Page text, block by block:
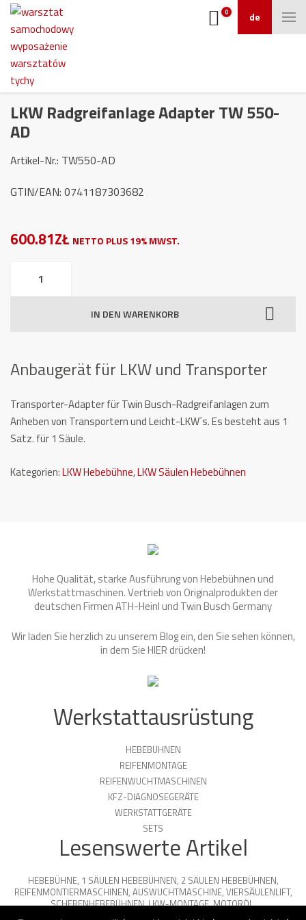
de
0
LKW Radgreifanlage Adapter TW 550-
AD
Artikel-Nr.: TW550-AD
GTIN/EAN: 0741187303682
600.81ZŁ NETTO PLUS 19% MWST.
Radgreifanlage
Menge
IN DEN WARENKORB
Anbaugerät für LKW und Transporter
Transporter-Adapter für Twin Busch-Radgreifanlagen zum
Anheben von Transportern und Leicht-LKW´s.Es besteht aus 1
Satz. für 1 Säule.
Kategorien:LKW Hebebühne,LKW Säulen Hebebühnen
Hohe Qualität, starke Ausführung von Hebebühnen und
Werkstattmaschinen. Vertrieb von Originalprodukten der
deutschen Firmen ATH-Heinl und Twin Busch Germany
Wir laden Sie herzlich zu unserem Blog ein, den Sie sehen können,
in dem SieHIER drücken!
Werkstattausrüstung
HEBEBÜHNEN
REIFENMONTAGE
REIFENWUCHTMASCHINEN
KFZ-DIAGNOSEGERÄTE
WERKSTATTGERÄTE
SETS
Lesenswerte Artikel
HEBEBÜHNE, 1 SÄULEN HEBEBÜHNEN, 2 SÄULEN HEBEBÜHNEN,
REIFENMONTIERMASCHINEN, AUSWUCHTMASCHINE, VIERSÄULENLIFT,
SCHERENHEBEBÜHNEN,LKW-MONTAGE,MOTORÖL,
PARKPLATTFORMEN